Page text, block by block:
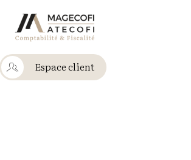
Espace client